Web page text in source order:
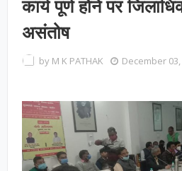
कार्य पूर्ण होने पर
असंतोष
by M K PATHAK December 03,